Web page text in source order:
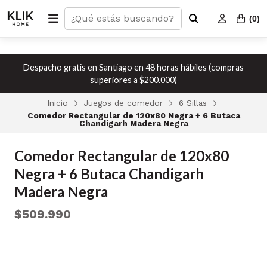
(0)
Despacho gratis en Santiago en 48 horas hábiles (compras
superiores a $200.000)
Inicio Juegos de comedor
6 Sillas
Comedor Rectangular de 120x80 Negra + 6 Butaca
Chandigarh Madera Negra
Comedor Rectangular de 120x80
Negra + 6 Butaca Chandigarh
Madera Negra
$509.990